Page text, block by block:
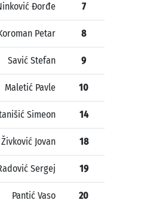
Đorđe 7
Petar 8
Savić Stefan 9
Maletić Pavle 10
Simeon 14
Živković Jovan 18
Sergej 19
Pantić Vaso 20